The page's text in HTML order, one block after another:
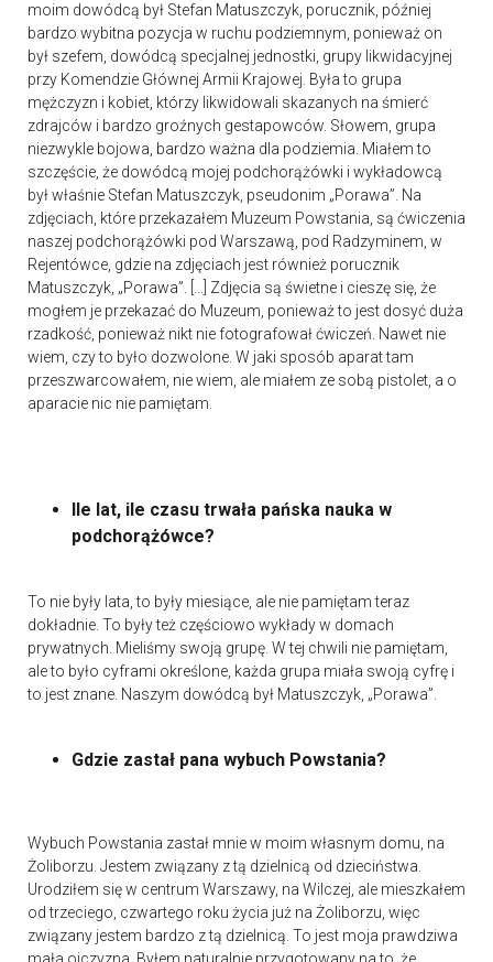
moim dowódcą był Stefan Matuszczyk, porucznik, później
bardzo wybitna pozycja w ruchu podziemnym, ponieważ on
był szefem, dowódcą specjalnej jednostki, grupy likwidacyjnej
przy Komendzie Głównej Armii Krajowej. Była to grupa
mężczyzn i kobiet, którzy likwidowali skazanych na śmierć
zdrajców i bardzo groźnych gestapowców. Słowem, grupa
niezwykle bojowa, bardzo ważna dla podziemia. Miałem to
szczęście, że dowódcą mojej podchorążówki i wykładowcą
był właśnie Stefan Matuszczyk, pseudonim „Porawa”. Na
zdjęciach, które przekazałem Muzeum Powstania, są ćwiczenia
naszej podchorążówki pod Warszawą, pod Radzyminem, w
Rejentówce, gdzie na zdjęciach jest również porucznik
Matuszczyk, „Porawa”. [...] Zdjęcia są świetne i cieszę się, że
mogłem je przekazać do Muzeum, ponieważ to jest dosyć duża
rzadkość, ponieważ nikt nie fotografował ćwiczeń. Nawet nie
wiem, czy to było dozwolone. W jaki sposób aparat tam
przeszwarcowałem, nie wiem, ale miałem ze sobą pistolet, a o
aparacie nic nie pamiętam.
Ile lat, ile czasu trwała pańska nauka w
podchorążówce?
To nie były lata, to były miesiące, ale nie pamiętam teraz
dokładnie. To były też częściowo wykłady w domach
prywatnych. Mieliśmy swoją grupę. W tej chwili nie pamiętam,
ale to było cyframi określone, każda grupa miała swoją cyfrę i
to jest znane. Naszym dowódcą był Matuszczyk, „Porawa”.
Gdzie zastał pana wybuch Powstania?
Wybuch Powstania zastał mnie w moim własnym domu, na
Żoliborzu. Jestem związany z tą dzielnicą od dzieciństwa.
Urodziłem się w centrum Warszawy, na Wilczej, ale mieszkałem
od trzeciego, czwartego roku życia już na Żoliborzu, więc
związany jestem bardzo z tą dzielnicą. To jest moja prawdziwa